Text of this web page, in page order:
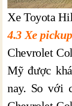
Xe Toyota
4.3 Xe
Chevrolet
Mỹ được
nay. So với